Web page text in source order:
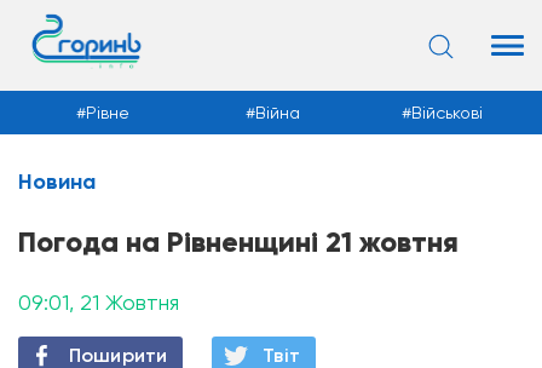
Новини
Рівне Війна Військові
Новина
Погода на Рівненщині 21 жовтня
09:01, 21 Жовтня
Поширити Твiт